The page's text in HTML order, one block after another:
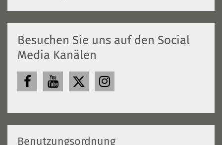
Besuchen Sie uns auf den Social
Media Kanälen
Benutzungsordnung